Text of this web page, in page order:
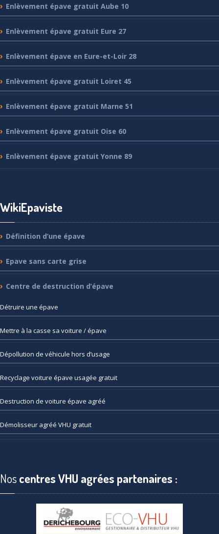
Enlèvement épave gratuit Aube 10
Enlèvement épave gratuit Eure 27
Enlèvement épave en Eure-et-Loir 28
Enlèvement épave gratuit Loiret 45
Enlèvement épave gratuit Marne 51
Enlèvement épave gratuit Oise 60
Enlèvement épave gratuit Yonne 89
WikiEpaviste
Définition d’une épave
Epave sans carte grise
Centre de destruction d’épave
Détruire une épave
Mettre à la casse sa voiture / épave
Dépollution de véhicule hors d’usage
Recyclage voiture épave usagée gratuit
Destruction de voiture épave agréé
Démolisseur agréé VHU gratuit
Noscentres VHU agrées partenaires :